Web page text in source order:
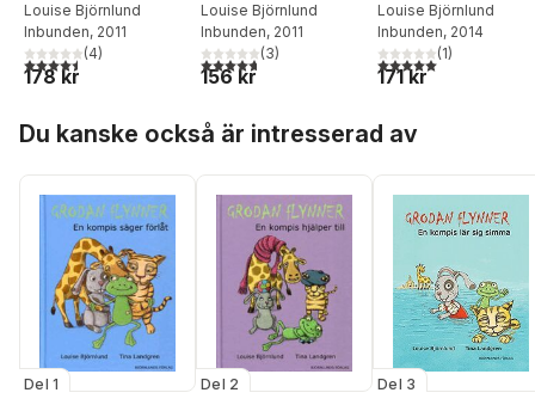
Louise Björnlund
Inbunden, 2011
4,5utav 5 stjärnor. Totalt antal röster:
(4)
178 kr
Louise Björnlund
Inbunden, 2011
4,7utav 5 stjärnor. Totalt antal röster:
(3)
156 kr
Louise Björnlund
Inbunden, 2014
5,0utav 5 stjärnor.
(1)
171 kr
Du kanske också är intresserad av
Del 1 Del 2 Del 3